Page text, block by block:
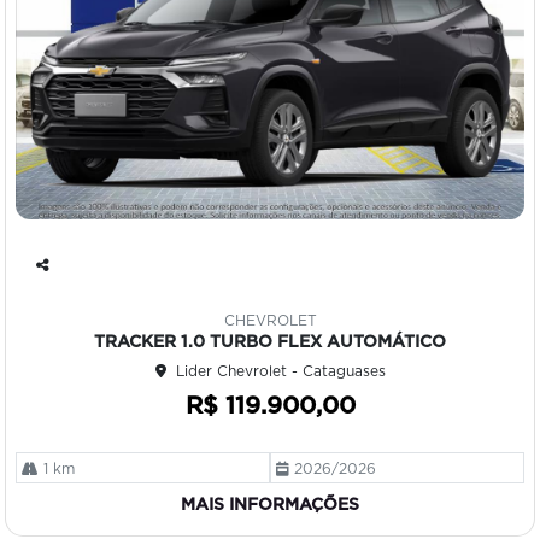
CHEVROLET
TRACKER 1.0 TURBO FLEX AUTOMÁTICO
Lider Chevrolet - Cataguases
R$ 119.900,00
1 km 2026/2026
MAIS INFORMAÇÕES